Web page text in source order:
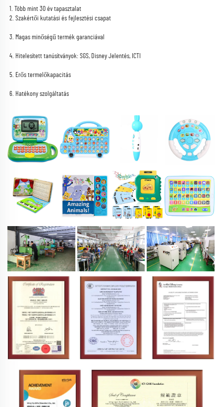
1. Több mint 30 év tapasztalat
2. Szakértői kutatási és fejlesztési csapat
3. Magas minőségű termék garanciával
4. Hitelesített tanúsítványok: SGS, Disney Jelentés, ICTI
5. Erős termelőkapacitás
6. Hatékony szolgáltatás